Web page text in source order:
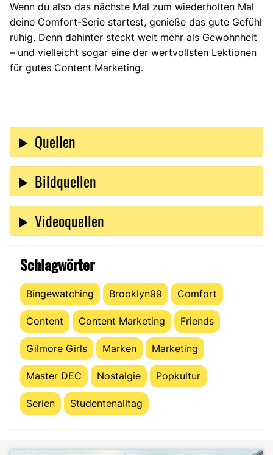
Wenn du also das nächste Mal zum wiederholten Mal
deine Comfort-Serie startest, genieße das gute Gefühl
ruhig. Denn dahinter steckt weit mehr als Gewohnheit
– und vielleicht sogar eine der wertvollsten Lektionen
für gutes Content Marketing.
Quellen
Bildquellen
Videoquellen
Schlagwörter
Bingewatching Brooklyn99 Comfort
Content Content Marketing Friends
Gilmore Girls Marken Marketing
Master DEC Nostalgie Popkultur
Serien Studentenalltag